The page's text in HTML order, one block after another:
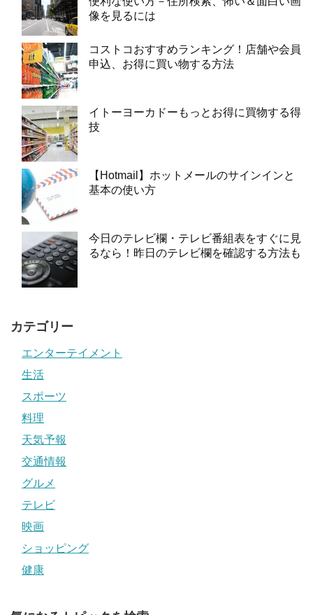
像を見るには
コストコおすすめランキング！店舗や会員
申込、お得に買い物する方法
イトーヨーカドーもっとお得に買物する得
技
【Hotmail】ホットメールのサインインと
基本の使い方
今日のテレビ欄・テレビ番組表をすぐに見
るなら！昨日のテレビ欄を確認する方法も
カテゴリー
エンターテイメント
生活
スポーツ
料理
天気予報
交通情報
グルメ
テレビ
映画
ショッピング
健康